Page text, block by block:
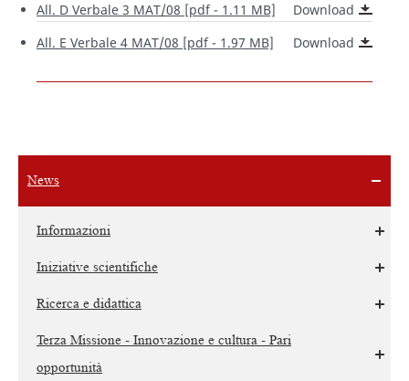
News
Informazioni
Iniziative scientifiche
Ricerca e didattica
Terza Missione - Innovazione e cultura - Pari
opportunità
All. D Verbale 3 MAT/08 [pdf - 1.11 MB]
Download
All. E Verbale 4 MAT/08 [pdf - 1.97 MB]
Download